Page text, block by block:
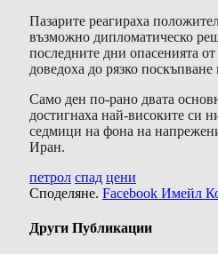
Пазарите реагираха
възможно дипломатическо
последните дни опасенията
доведоха до рязко поскъпване
Само ден по-рано двата
достигнаха най-високите си
седмици на фона на
Иран.
петрол спад цени
Споделяне. Facebook Имейл
Други Публикации